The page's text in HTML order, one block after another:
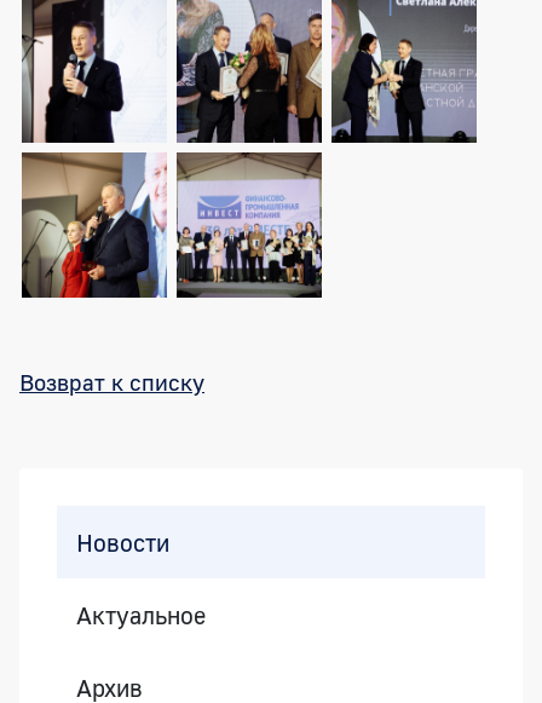
Возврат к списку
Новости
Актуальное
Архив